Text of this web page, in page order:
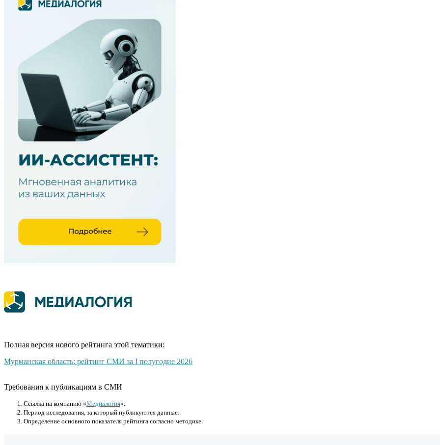
Полная версия нового рейтинга этой тематики:
Мурманская область: рейтинг СМИ за I полугодие 2026
Требования к публикациям в СМИ
Cсылка на компанию «Медиалогия».
Период исследования, за который публикуются данные.
Определение основного показателя рейтинга согласно методике.